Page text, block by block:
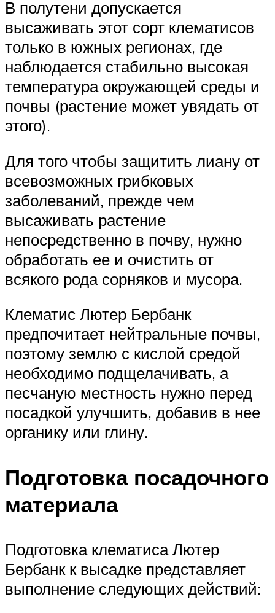
В полутени допускается
высаживать этот сорт клематисов
только в южных регионах, где
наблюдается стабильно высокая
температура окружающей среды и
почвы (растение может увядать от
этого).
Для того чтобы защитить лиану от
всевозможных грибковых
заболеваний, прежде чем
высаживать растение
непосредственно в почву, нужно
обработать ее и очистить от
всякого рода сорняков и мусора.
Клематис Лютер Бербанк
предпочитает нейтральные почвы,
поэтому землю с кислой средой
необходимо подщелачивать, а
песчаную местность нужно перед
посадкой улучшить, добавив в нее
органику или глину.
Подготовка посадочного
материала
Подготовка клематиса Лютер
Бербанк к высадке представляет
выполнение следующих действий: